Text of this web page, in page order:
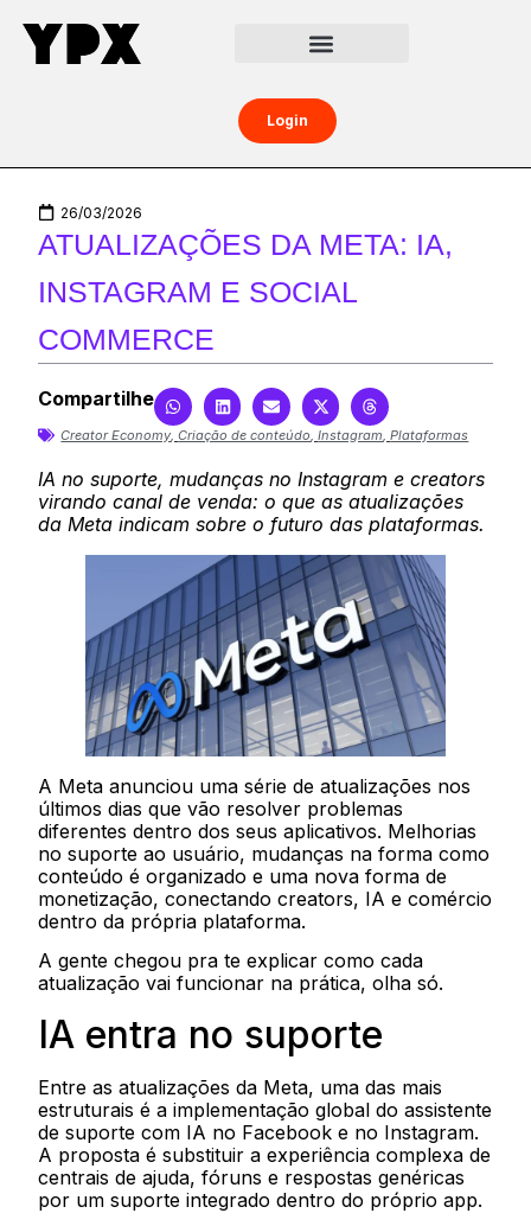
Login
26/03/2026
ATUALIZAÇÕES DA META: IA,
INSTAGRAM E SOCIAL
COMMERCE
Compartilhe
Creator Economy ,Criação de conteúdo ,Instagram ,Plataformas
IA no suporte, mudanças no Instagram e creators
virando canal de venda: o que as atualizações
da Meta indicam sobre o futuro das plataformas.
A Meta anunciou uma série de atualizações nos
últimos dias que vão resolver problemas
diferentes dentro dos seus aplicativos. Melhorias
no suporte ao usuário, mudanças na forma como
conteúdo é organizado e uma nova forma de
monetização, conectando creators, IA e comércio
dentro da própria plataforma.
A gente chegou pra te explicar como cada
atualização vai funcionar na prática, olha só.
IA entra no suporte
Entre as atualizações da Meta, uma das mais
estruturais é a implementação global do assistente
de suporte com IA no Facebook e no Instagram.
A proposta é substituir a experiência complexa de
centrais de ajuda, fóruns e respostas genéricas
por um suporte integrado dentro do próprio app.